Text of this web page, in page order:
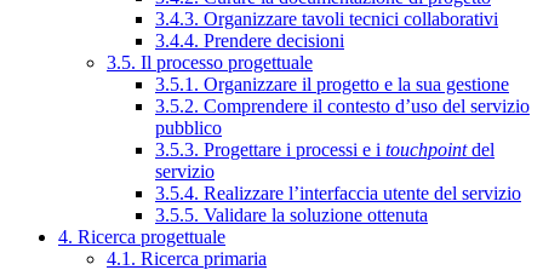
3.4.3. Organizzare tavoli tecnici collaborativi
3.4.4. Prendere decisioni
3.5. Il processo progettuale
3.5.1. Organizzare il progetto e la sua gestione
3.5.2. Comprendere il contesto d’uso del servizio
pubblico
3.5.3. Progettare i processi e i touchpointdel
servizio
3.5.4. Realizzare l’interfaccia utente del servizio
3.5.5. Validare la soluzione ottenuta
4. Ricerca progettuale
4.1. Ricerca primaria